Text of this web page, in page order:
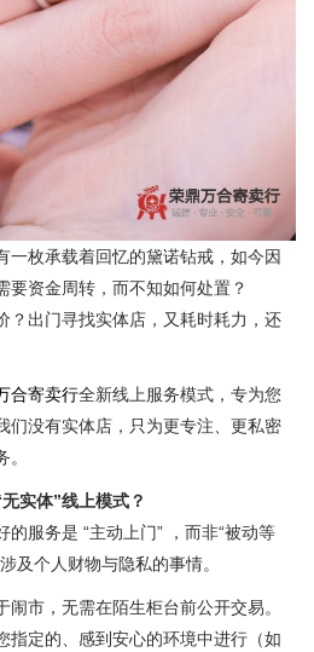
一枚承载着回忆的黛诺钻戒，如今因
要资金周转，而不知如何处置？
？出门寻找实体店，又耗时耗力，还
合寄卖行全新线上服务模式，专为您
们没有实体店，只为更专注、更私密
实体”线上模式？
服务是 “主动上门” ，而非“被动等
及个人财物与隐私的事情。
闹市，无需在陌生柜台前公开交易。
指定的、感到安心的环境中进行（如